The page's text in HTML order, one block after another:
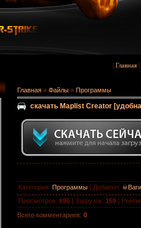
Главная
Главная » Файлы » Программы
скачать Maplist Creator
Категория: Программы | Добавил:
Просмотров: 695 | Загрузок: 159 |
Всего комментариев: 0